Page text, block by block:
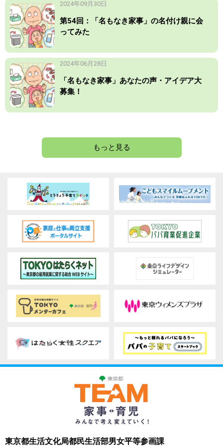
2024年09月30日
第54回：「名もなき家事」の名付け親に会
ってみた
2024年06月28日
「名もなき家事」あなたの声・アイデア大
募集！
もっと見る
東京都生活文化局都民生活部男女平等参画課